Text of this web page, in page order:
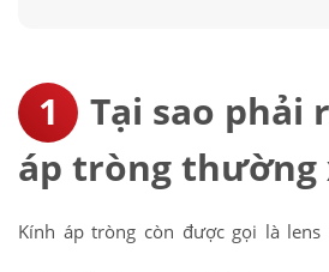
Tại sao phải
áp tròng thường
Kính áp tròng còn được gọi là lens